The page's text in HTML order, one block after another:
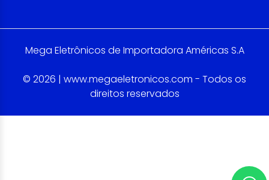
Mega Eletrônicos de Importadora Américas S.A
© 2026 | www.megaeletronicos.com - Todos os
direitos reservados